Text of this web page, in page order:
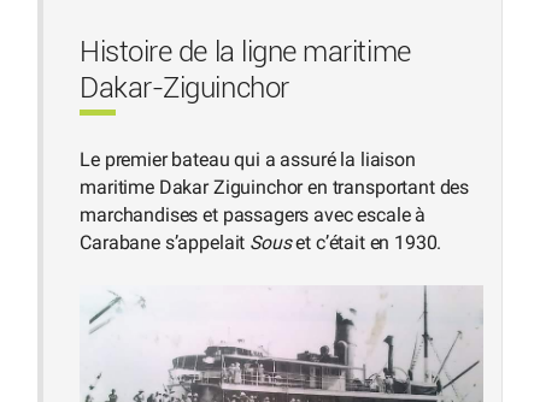
Histoire de la ligne maritime
Dakar-Ziguinchor
Le premier bateau qui a assuré la liaison
maritime Dakar Ziguinchor en transportant des
marchandises et passagers avec escale à
Carabane s’appelait Souset c’était en 1930.